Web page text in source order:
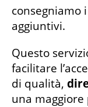
consegniamo
aggiuntivi.
Questo
facilitare
di qualità,
una